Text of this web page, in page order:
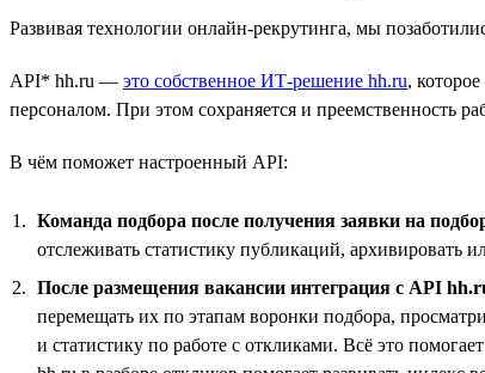
Развивая технологии онлайн-рекрутинга, мы
API* hh.ru — это собственное ИТ-решение hh.ru,
персоналом. При этом сохраняется и преемственность
В чём поможет настроенный API:
Команда подбора после получения заявки на
отслеживать статистику публикаций, архивировать
После размещения вакансии интеграция с API
перемещать их по этапам воронки подбора,
и статистику по работе с откликами. Всё это